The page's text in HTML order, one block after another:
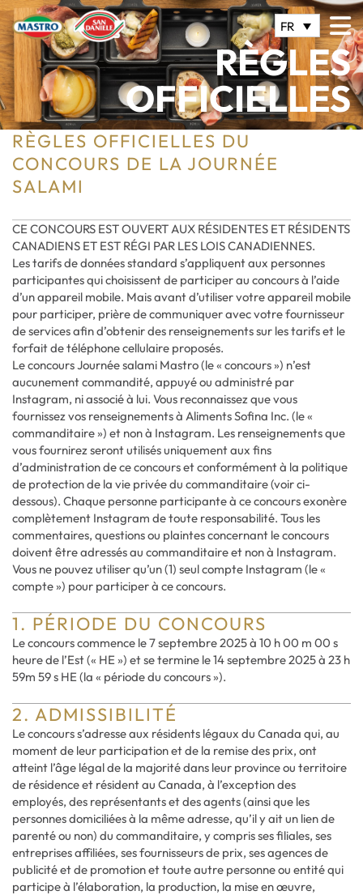
FR
RÈGLES
OFFICIELLES
RÈGLES OFFICIELLES DU
CONCOURS DE LA JOURNÉE
SALAMI
CE CONCOURS EST OUVERT AUX RÉSIDENTES ET RÉSIDENTS
CANADIENS ET EST RÉGI PAR LES LOIS CANADIENNES.
Les tarifs de données standard s’appliquent aux personnes
participantes qui choisissent de participer au concours à l’aide
d’un appareil mobile. Mais avant d’utiliser votre appareil mobile
pour participer, prière de communiquer avec votre fournisseur
de services afin d’obtenir des renseignements sur les tarifs et le
forfait de téléphone cellulaire proposés.
Le concours Journée salami Mastro (le « concours ») n’est
aucunement commandité, appuyé ou administré par
Instagram, ni associé à lui. Vous reconnaissez que vous
fournissez vos renseignements à Aliments Sofina Inc. (le «
commanditaire ») et non à Instagram. Les renseignements que
vous fournirez seront utilisés uniquement aux fins
d’administration de ce concours et conformément à la politique
de protection de la vie privée du commanditaire (voir ci-
dessous). Chaque personne participante à ce concours exonère
complètement Instagram de toute responsabilité. Tous les
commentaires, questions ou plaintes concernant le concours
doivent être adressés au commanditaire et non à Instagram.
Vous ne pouvez utiliser qu’un (1) seul compte Instagram (le «
compte ») pour participer à ce concours.
1. PÉRIODE DU CONCOURS
Le concours commence le 7 septembre 2025 à 10 h 00 m 00 s
heure de l’Est (« HE ») et se termine le 14 septembre 2025 à 23 h
59m 59 s HE (la « période du concours »).
2. ADMISSIBILITÉ
Le concours s’adresse aux résidents légaux du Canada qui, au
moment de leur participation et de la remise des prix, ont
atteint l’âge légal de la majorité dans leur province ou territoire
de résidence et résident au Canada, à l’exception des
employés, des représentants et des agents (ainsi que les
personnes domiciliées à la même adresse, qu’il y ait un lien de
parenté ou non) du commanditaire, y compris ses filiales, ses
entreprises affiliées, ses fournisseurs de prix, ses agences de
publicité et de promotion et toute autre personne ou entité qui
participe à l’élaboration, la production, la mise en œuvre,